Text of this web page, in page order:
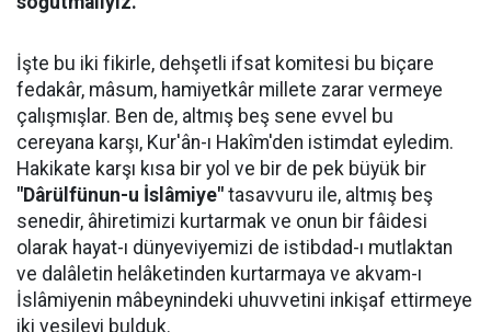
İşte bu iki fikirle, dehşetli ifsat komitesi bu biçare
fedakâr, mâsum, hamiyetkâr millete zarar vermeye
çalışmışlar. Ben de, altmış beş sene evvel bu
cereyana karşı, Kur'ân-ı Hakîm'den istimdat eyledim.
Hakikate karşı kısa bir yol ve bir de pek büyük bir
"Dârülfünun-u İslâmiye" tasavvuru ile, altmış beş
senedir, âhiretimizi kurtarmak ve onun bir fâidesi
olarak hayat-ı dünyeviyemizi de istibdad-ı mutlaktan
ve dalâletin helâketinden kurtarmaya ve akvam-ı
İslâmiyenin mâbeynindeki uhuvvetini inkişaf ettirmeye
iki vesileyi bulduk.